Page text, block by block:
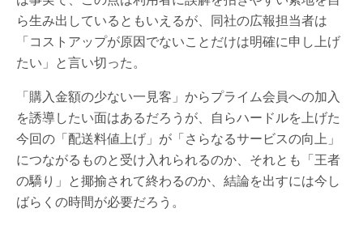
ら生み出しているともいえるが、同社の広報担当者は
「コストアップが原因でないことだけは明確に申し上げ
たい」と言い切った。
「購入金額の少ない一見客」からプライム会員への加入
を誘導したい面はあるだろうが、自らハードルを上げた
今回の「配送料値上げ」が「さらなるサービスの向上」
につながるものと受け入れられるのか、それとも「王者
の驕り」と揶揄されて終わるのか、結論を出すには今し
ばらくの時間が必要だろう。